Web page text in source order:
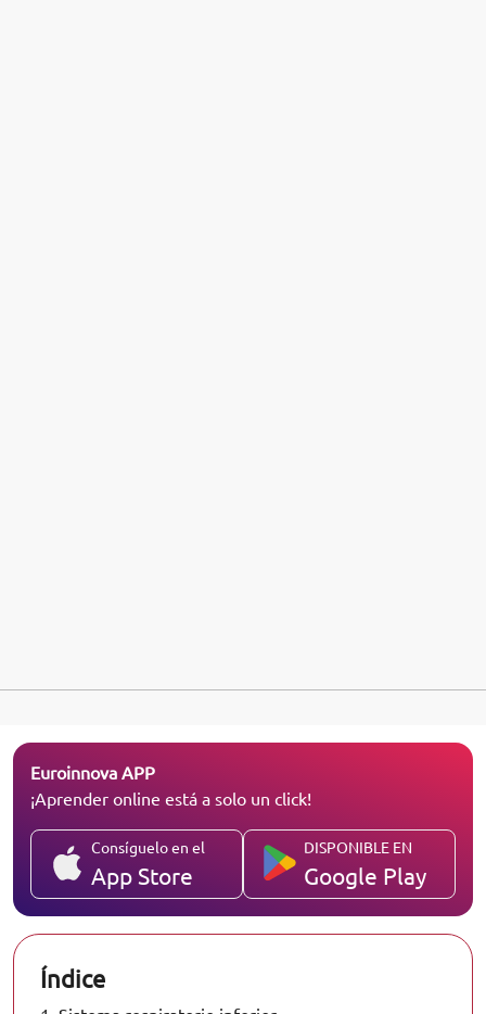
Euroinnova APP
¡Aprender online está a solo un click!
Consíguelo en el
App Store
DISPONIBLE EN
Google Play
Índice